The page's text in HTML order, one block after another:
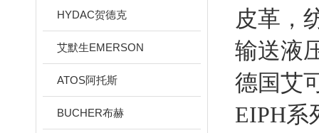
HYDAC贺德克
艾默生EMERSON
ATOS阿托斯
BUCHER布赫
皮革，
输送液
德国艾
EIPH系